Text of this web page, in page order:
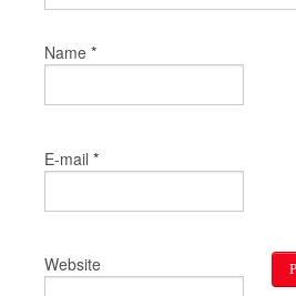
Name *
E-mail *
Website